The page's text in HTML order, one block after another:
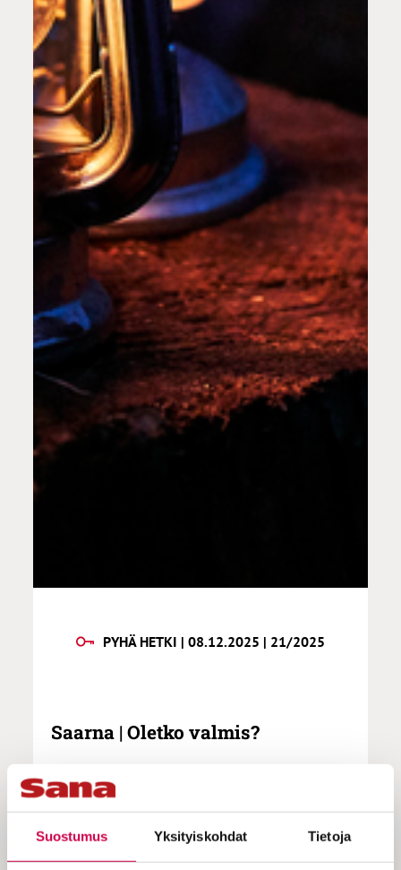
Suostumus Yksityiskohdat Tietoja
PYHÄ HETKI | 08.12.2025 | 21/2025
Saarna | Oletko valmis?
”Jeesus tulee – olenko valmis? Kyllä,
jos olen tehnyt valmistelut”, Virpi